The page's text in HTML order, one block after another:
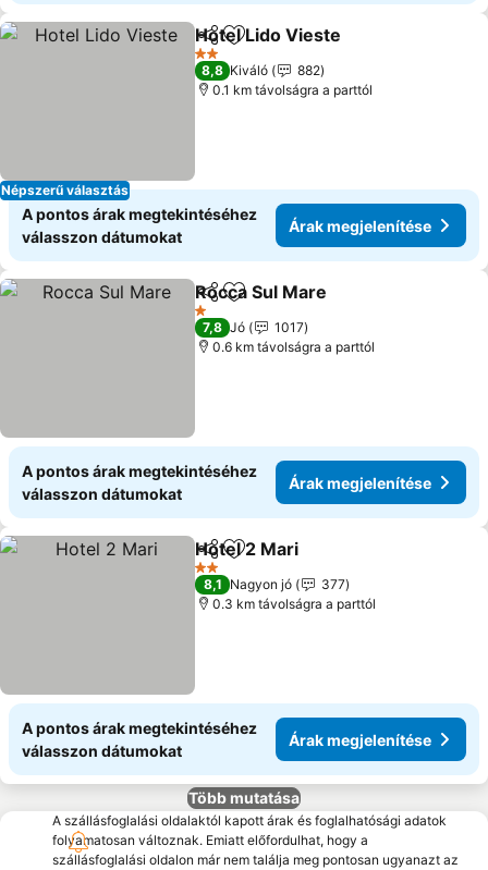
Népszerű választás
Megosztás
Hozzáadás a kedvencekhez
Hotel Lido Vieste
2 Kategória
8,8 Kiváló
882
0.1 km távolságra a parttól
A pontos árak megtekintéséhez
válasszon dátumokat
Árak megjelenítése
Megosztás
Hozzáadás a kedvencekhez
Rocca Sul Mare
1 Kategória
7,8 Jó
1017
0.6 km távolságra a parttól
A pontos árak megtekintéséhez
válasszon dátumokat
Árak megjelenítése
Megosztás
Hozzáadás a kedvencekhez
Hotel 2 Mari
2 Kategória
8,1 Nagyon jó
377
0.3 km távolságra a parttól
A pontos árak megtekintéséhez
válasszon dátumokat
Árak megjelenítése
Több mutatása
A szállásfoglalási oldalaktól kapott árak és foglalhatósági adatok
folyamatosan változnak. Emiatt előfordulhat, hogy a
szállásfoglalási oldalon már nem találja meg pontosan ugyanazt az